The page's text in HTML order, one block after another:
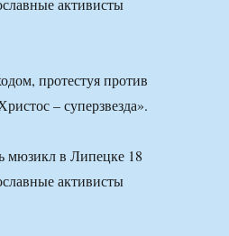
активисты
протестуя против
– суперзвезда».
мюзикл в Липецке 18
активисты